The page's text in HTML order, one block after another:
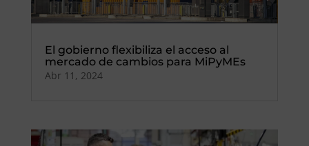
El gobierno flexibiliza el acceso al
mercado de cambios para MiPyMEs
Abr 11, 2024